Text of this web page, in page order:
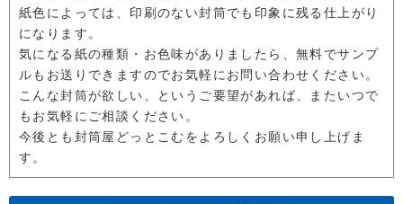
紙色によっては、印刷のない封筒でも印象に残る仕上がり
になります。
気になる紙の種類・お色味がありましたら、無料でサンプ
ルもお送りできますのでお気軽にお問い合わせください。
こんな封筒が欲しい、というご要望があれば、またいつで
もお気軽にご相談ください。
今後とも封筒屋どっとこむをよろしくお願い申し上げま
す。